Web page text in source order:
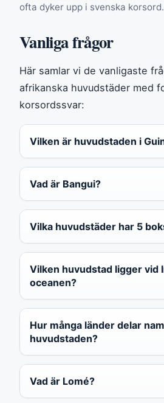
ofta dyker upp i svenska korsord.
Vanliga frågor
Här samlar vi de vanligaste
afrikanska huvudstäder med
korsordssvar:
Vilken är huvudstaden i
Vad är Bangui?
Vilka huvudstäder har 5
Vilken huvudstad ligger vid
oceanen?
Hur många länder delar
huvudstaden?
Vad är Lomé?